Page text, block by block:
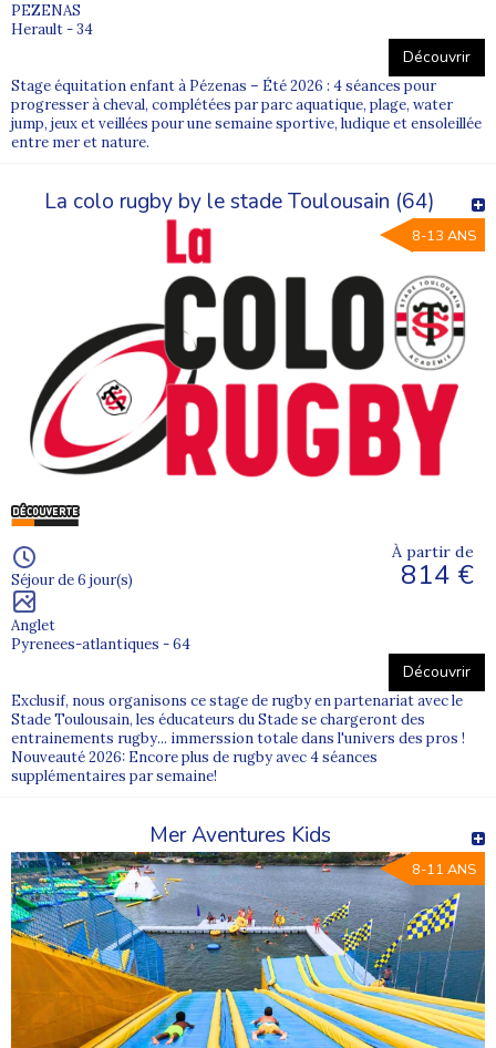
PEZENAS
Herault - 34
Découvrir
Stage équitation enfant à Pézenas – Été 2026 : 4 séances pour
progresser à cheval, complétées par parc aquatique, plage, water
jump, jeux et veillées pour une semaine sportive, ludique et ensoleillée
entre mer et nature.
La colo rugby by le stade Toulousain (64)
8-13 ANS
Séjour de 6 jour(s)
Anglet
Pyrenees-atlantiques - 64
À partir de
814 €
Découvrir
Exclusif, nous organisons ce stage de rugby en partenariat avec le
Stade Toulousain, les éducateurs du Stade se chargeront des
entrainements rugby... immerssion totale dans l'univers des pros !
Nouveauté 2026: Encore plus de rugby avec 4 séances
supplémentaires par semaine!
Mer Aventures Kids
8-11 ANS